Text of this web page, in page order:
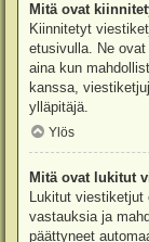
Mitä ovat
Kiinnitetyt
etusivulla. Ne
aina kun
kanssa,
ylläpitäjä.
Ylös
Mitä ovat lukitut
Lukitut viestiketjut
vastauksia ja
päättyneet